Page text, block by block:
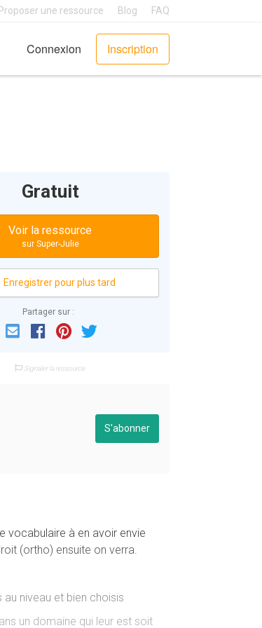
Proposer une ressource Blog FAQ
Connexion Inscription
Gratuit
Voir la ressource
sur Super-Julie
Enregistrer pour plus tard
Partager sur :
EmailFacebook
Pinterest
Signaler la ressource
S'abonner
vocabulaire à en avoir envie
(ortho) ensuite on verra.
niveau et bien choisis
un domaine qui leur est soit